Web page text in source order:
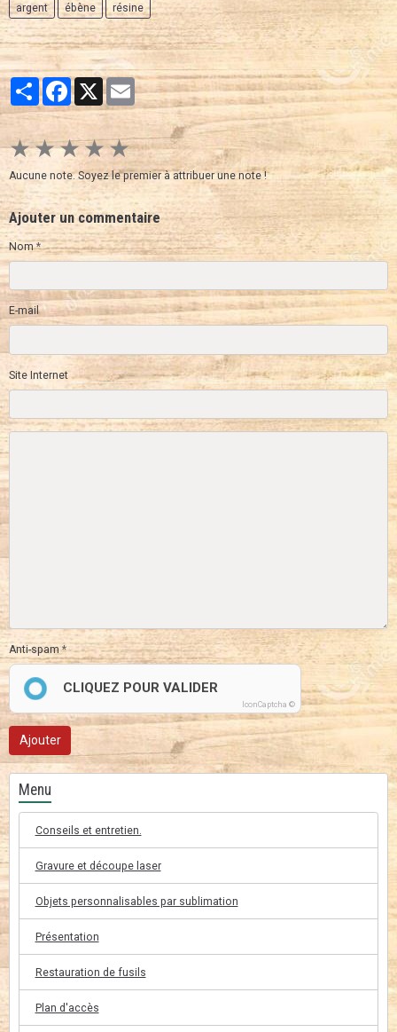
argent
ébène résine
PartagerFacebook
X Email
★★★★★
Aucune note. Soyez le premier à attribuer une note !
Ajouter un commentaire
Nom
E-mail
Site Internet
Anti-spam
CLIQUEZ POUR VALIDER
IconCaptcha ©
Ajouter
Menu
Conseils et entretien.
Gravure et découpe laser
Objets personnalisables par sublimation
Présentation
Restauration de fusils
Plan d'accès